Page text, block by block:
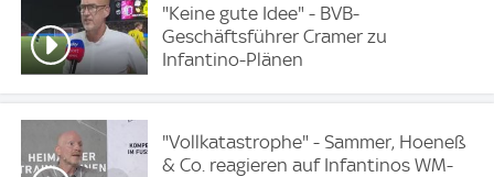
"Keine gute Idee" - BVB-
Geschäftsführer Cramer zu
Infantino-Plänen
"Vollkatastrophe" - Sammer, Hoeneß
& Co. reagieren auf Infantinos WM-